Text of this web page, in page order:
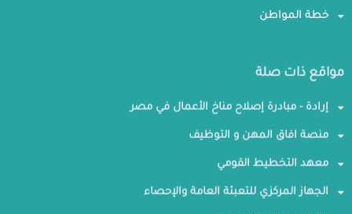
خطة المواطن
مواقع ذات صلة
إرادة - مبادرة إصلاح مناخ الأعمال في مصر
منصة افاق المهن و التوظيف
معهد التخطيط القومي
الجهاز المركزي للتعبئة العامة والإحصاء